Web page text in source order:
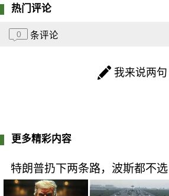
热门评论
0 条评论
我来说两句
更多精彩内容
特朗普扔下两条路，波斯都不